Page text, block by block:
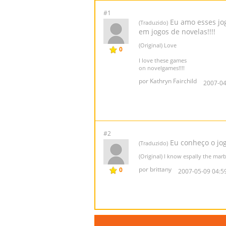
#1
0
(Traduzido) Eu amo esses
em jogos de novelas!!!!
(Original) Love
I love these games
on novelgames!!!!
por Kathryn Fairchild 2007-
#2
0
(Traduzido) Eu conheço o
(Original) I know espally the
por brittany 2007-05-09